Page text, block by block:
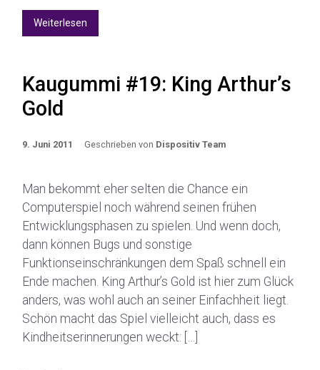
Weiterlesen
Kaugummi #19: King Arthur’s
Gold
9. Juni 2011 Geschrieben von Dispositiv Team
Man bekommt eher selten die Chance ein
Computerspiel noch während seinen frühen
Entwicklungsphasen zu spielen. Und wenn doch,
dann können Bugs und sonstige
Funktionseinschränkungen dem Spaß schnell ein
Ende machen. King Arthur’s Gold ist hier zum Glück
anders, was wohl auch an seiner Einfachheit liegt.
Schön macht das Spiel vielleicht auch, dass es
Kindheitserinnerungen weckt: […]